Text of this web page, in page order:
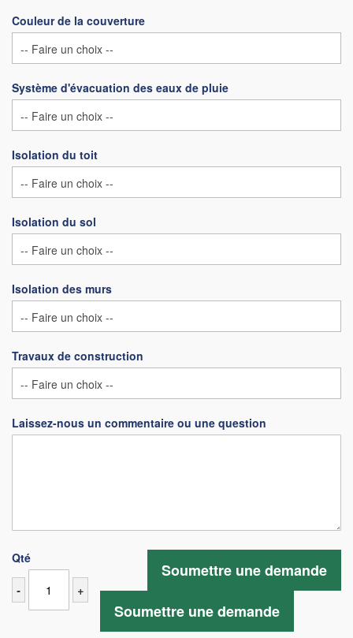
Couleur de la couverture
Système d'évacuation des eaux de pluie
Isolation du toit
Isolation du sol
Isolation des murs
Travaux de construction
Laissez-nous un commentaire ou une question
Qté
- +
Soumettre une demande
Soumettre une demande